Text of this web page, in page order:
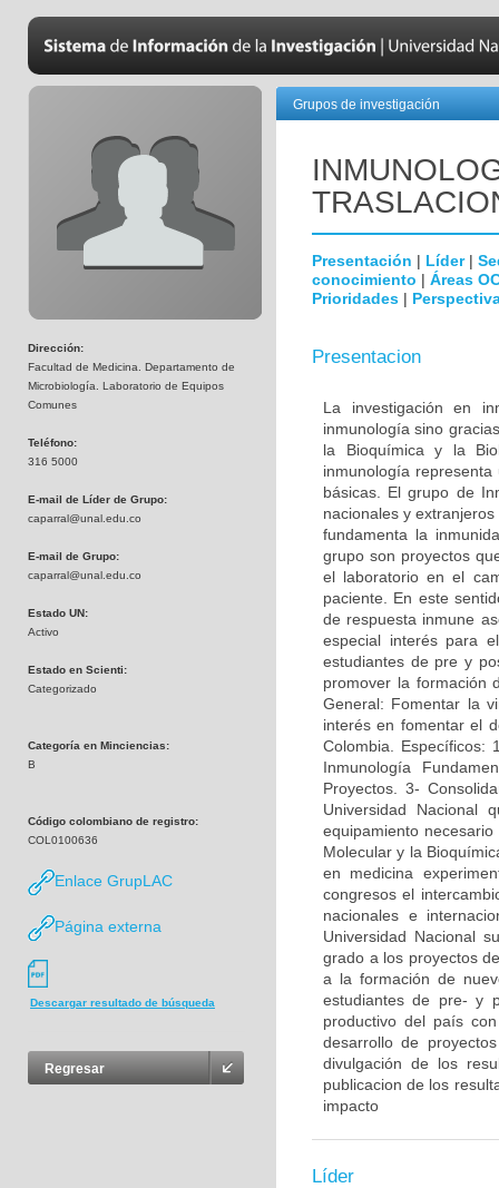
Dirección:
Facultad de Medicina. Departamento de
Microbiología. Laboratorio de Equipos
Comunes
Teléfono:
316 5000
E-mail de Líder de Grupo:
caparral@unal.edu.co
E-mail de Grupo:
caparral@unal.edu.co
Estado UN:
Activo
Estado en Scienti:
Categorizado
Categoría en Minciencias:
B
Código colombiano de registro:
COL0100636
Enlace GrupLAC
Página externa
Descargar resultado de búsqueda
Regresar
Grupos de investigación
Presentación | Líder|
conocimiento | Áreas
Prioridades |
Presentacion
La investigación en
inmunología sino
la Bioquímica y la
inmunología
básicas. El grupo de
nacionales y
fundamenta la
grupo son proyectos
el laboratorio en el
paciente. En este
de respuesta inmune
especial interés para
estudiantes de pre y
promover la formación
General: Fomentar la
interés en fomentar el
Colombia. Específicos:
Inmunología
Proyectos. 3-
Universidad
equipamiento
Molecular y la
en medicina
congresos el
nacionales e
Universidad Nacional
grado a los proyectos
a la formación de
estudiantes de pre- y
productivo del país
desarrollo de
divulgación de los
publicacion de los
impacto
Líder